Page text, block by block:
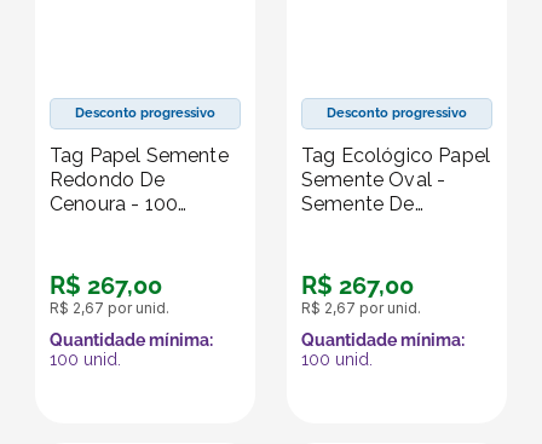
Desconto progressivo
Tag Papel Semente
Redondo De
Cenoura - 100
R$ 267,00
R$ 2,67 por unid.
Quantidade mínima:
100 unid.
Desconto progressivo
Tag Ecológico Papel
Semente Oval -
Semente De
R$ 267,00
R$ 2,67 por unid.
Quantidade mínima:
100 unid.